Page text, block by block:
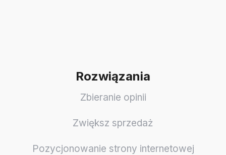
Rozwiązania
Zbieranie opinii
Zwiększ sprzedaż
Pozycjonowanie strony internetowej